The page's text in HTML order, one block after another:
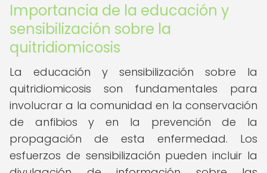
Importancia de la educación y
sensibilización sobre la
quitridiomicosis
La educación y sensibilización sobre la
quitridiomicosis son fundamentales para
involucrar a la comunidad en la conservación
de anfibios y en la prevención de la
propagación de esta enfermedad. Los
esfuerzos de sensibilización pueden incluir la